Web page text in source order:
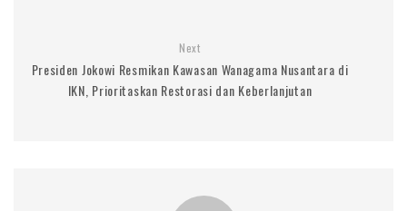
Next
Presiden Jokowi Resmikan Kawasan Wanagama Nusantara di
IKN, Prioritaskan Restorasi dan Keberlanjutan